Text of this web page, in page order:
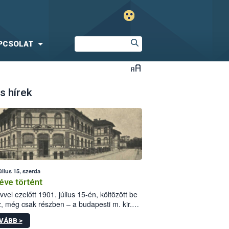
hírek
15, szerda
történt
ezelőtt 1901. július 15-én, költözött be
még csak részben – a budapesti m. kir.
állomás a Kis Rókus utca
alatti, Czigler Győző által tervezett új
>